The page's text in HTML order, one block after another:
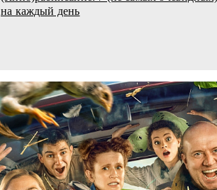
на каждый день